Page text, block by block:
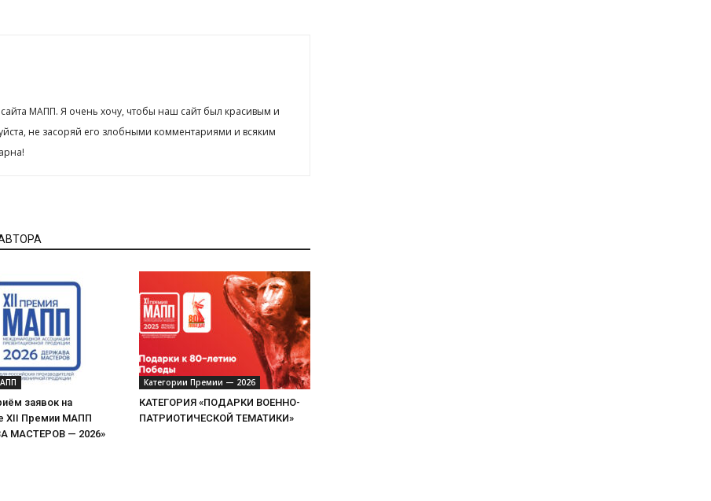
МАПП. Я очень хочу, чтобы наш сайт был красивым и
не засоряй его злобными комментариями и всяким
заявок на
XII Премии МАПП
МАСТЕРОВ — 2026»
Категории Премии — 2026
КАТЕГОРИЯ «ПОДАРКИ ВОЕННО-
ПАТРИОТИЧЕСКОЙ ТЕМАТИКИ»